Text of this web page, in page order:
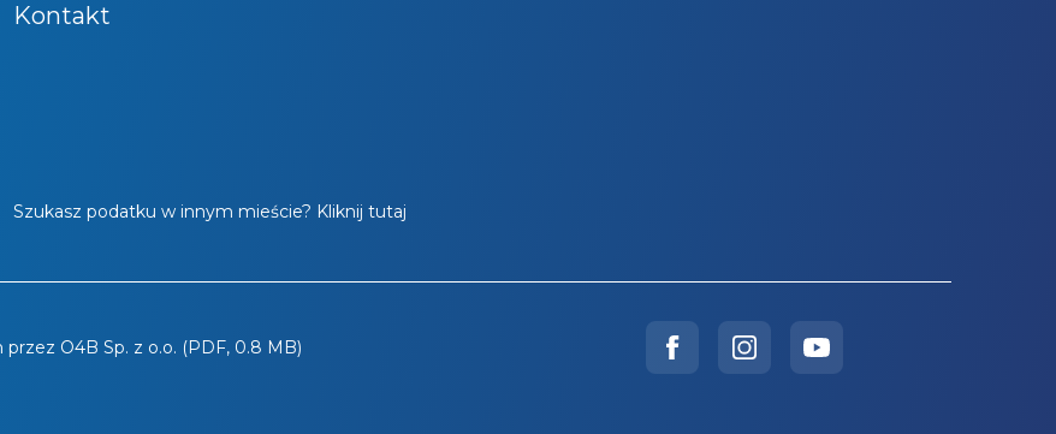
Kontakt
Szukasz podatku w innym mieście? Kliknij tutaj
O4B Sp. z o.o. (PDF, 0.8 MB)